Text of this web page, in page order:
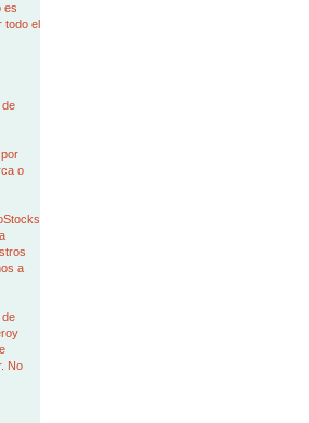
es
todo el
o
a
No